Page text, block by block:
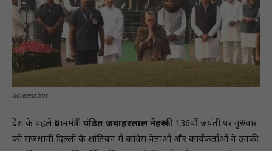
Screenshot
देश के पहले प्रधानमंत्री पंडित जवाहरलाल नेहरूकी 136वीं जयंती पर गुरुवार
को राजधानी दिल्ली के शांतिवन में कांग्रेस नेताओं और कार्यकर्ताओं ने उनकी